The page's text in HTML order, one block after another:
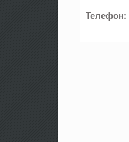
Телефон: